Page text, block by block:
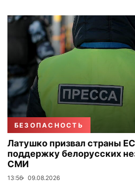
БЕЗОПАСНОСТЬ
Латушко призвал страны
поддержку белорусских
СМИ
13:56 09.08.2026